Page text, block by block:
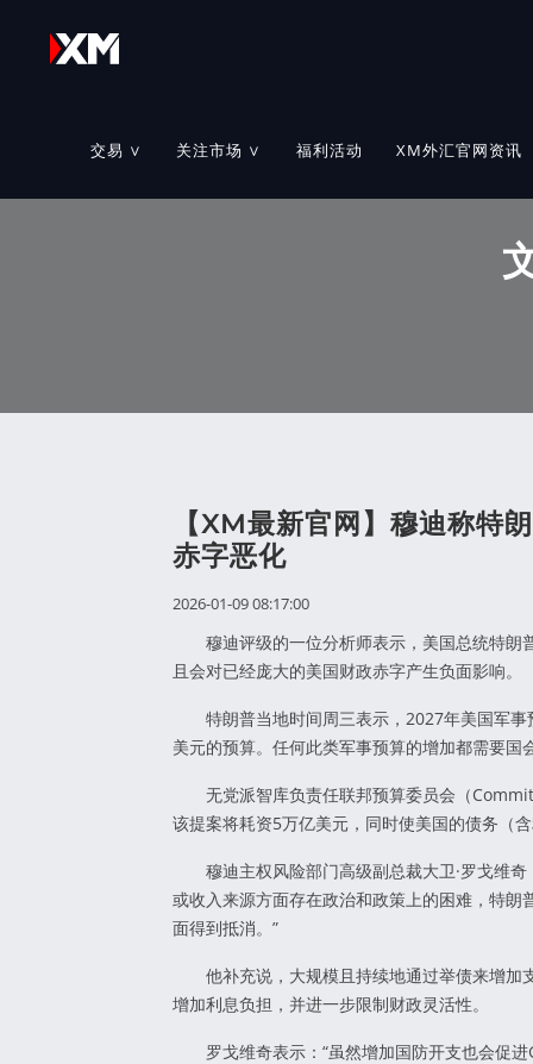
交易 ∨ 关注市场 ∨ 福利活动 XM外汇官网资讯
【XM最新官网】穆迪称特
赤字恶化
2026-01-09 08:17:00
穆迪评级的一位分析师表示，美国总统特朗
且会对已经庞大的美国财政赤字产生负面影响。
特朗普当地时间周三表示，2027年美国军事
美元的预算。任何此类军事预算的增加都需要国
无党派智库负责任联邦预算委员会（
该提案将耗资5万亿美元，同时使美国的债务（
穆迪主权风险部门高级副总裁大卫·罗戈维奇
或收入来源方面存在政治和政策上的困难，特
面得到抵消。”
他补充说，大规模且持续地通过举债来增加
增加利息负担，并进一步限制财政灵活性。
罗戈维奇表示：“虽然增加国防开支也会促进